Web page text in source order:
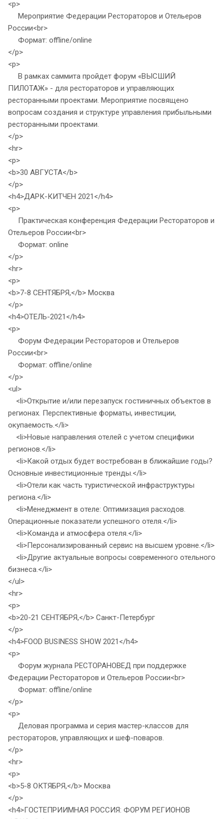
<p>
Мероприятие Федерации Рестораторов и Отельеров
России<br>
Формат: offline/online
</p>
<p>
В рамках саммита пройдет форум «ВЫСШИЙ
ПИЛОТАЖ» - для рестораторов и управляющих
ресторанными проектами. Мероприятие посвящено
вопросам создания и структуре управления прибыльными
ресторанными проектами.
</p>
<hr>
<p>
<b>30 АВГУСТА</b>
</p>
<h4>ДАРК-КИТЧЕН 2021</h4>
<p>
Практическая конференция Федерации Рестораторов и
Отельеров России<br>
Формат: online
</p>
<hr>
<p>
<b>7-8 СЕНТЯБРЯ,</b> Москва
</p>
<h4>ОТЕЛЬ-2021</h4>
<p>
Форум Федерации Рестораторов и Отельеров
России<br>
Формат: offline/online
</p>
<ul>
<li>Открытие и/или перезапуск гостиничных объектов в
регионах. Перспективные форматы, инвестиции,
окупаемость.</li>
<li>Новые направления отелей с учетом специфики
регионов.</li>
<li>Какой отдых будет востребован в ближайшие годы?
Основные инвестиционные тренды.</li>
<li>Отели как часть туристической инфраструктуры
региона.</li>
<li>Менеджмент в отеле: Оптимизация расходов.
Операционные показатели успешного отеля.</li>
<li>Команда и атмосфера отеля.</li>
<li>Персонализированный сервис на высшем уровне.</li>
<li>Другие актуальные вопросы современного отельного
бизнеса.</li>
</ul>
<hr>
<p>
<b>20-21 СЕНТЯБРЯ,</b> Санкт-Петербург
</p>
<h4>FOOD BUSINESS SHOW 2021</h4>
<p>
Форум журнала РЕСТОРАНОВЕД при поддержке
Федерации Рестораторов и Отельеров России<br>
Формат: offline/online
</p>
<p>
Деловая программа и серия мастер-классов для
рестораторов, управляющих и шеф-поваров.
</p>
<hr>
<p>
<b>5-8 ОКТЯБРЯ,</b> Москва
</p>
<h4>ГОСТЕПРИИМНАЯ РОССИЯ: ФОРУМ РЕГИОНОВ